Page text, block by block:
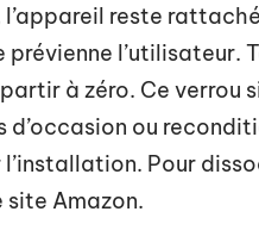
reste
l’utilisateur.
à zéro. Ce verrou
ou
Pour
Amazon.